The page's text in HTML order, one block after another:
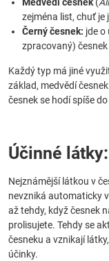
zejména list, chuť je
Černý česnek: jde
zpracovaný)
Každý typ má jiné
základ, medvědí
česnek se hodí spíše
Účinné
Nejznámější látkou v
nevzniká automaticky
až tehdy, když česnek
prolisujete. Tehdy se
česneku a vznikají
účinky.